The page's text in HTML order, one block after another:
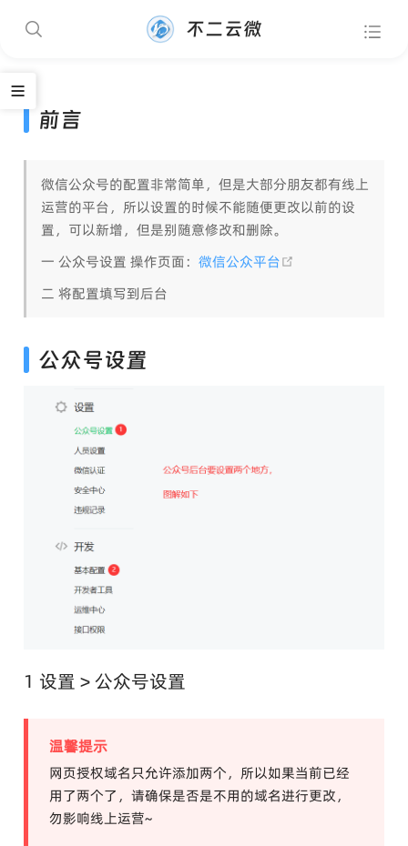
不二云微
前言
微信公众号的配置非常简单，但是大部分朋友都有线上
运营的平台，所以设置的时候不能随便更改以前的设
置，可以新增，但是别随意修改和删除。
一 公众号设置 操作页面： 微信公众平台
二 将配置填写到后台
公众号设置
1 设置 > 公众号设置
温馨提示
网页授权域名只允许添加两个，所以如果当前已经
用了两个了，请确保是否是不用的域名进行更改，
勿影响线上运营~